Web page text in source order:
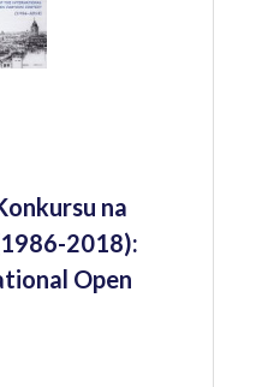
na
2018):
Open